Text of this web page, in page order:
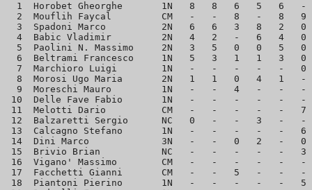
1  Horobet Gheorghe       1N   8   8   6   5   6
2  Mouflih Faycal         CM   -   -   8   -   8
3  Spadoni Marco          2N   6   6   3   8   2
4  Babic Vladimir         2N   4   2   -   6   4
5  Paolini N. Massimo     2N   3   5   0   0   5
6  Beltrami Francesco     1N   5   3   1   1   3
7  Marchioro Luigi        1N   -   -   -   -   -
8  Morosi Ugo Maria       2N   1   1   0   4   1
9  Moreschi Mauro         1N   -   -   4   -   -
10  Delle Fave Fabio       1N   -   -   -   -
11  Melotti Dario          CM   -   -   -   -
12  Balzaretti Sergio      NC   0   -   -   3
13  Calcagno Stefano       1N   -   -   -   -
14  Dini Marco             3N   -   -   0   2   -
15  Brivio Brian           NC   -   -   -   -   -
16  Vigano' Massimo        CM   -   -   -   -
17  Facchetti Gianni       CM   -   -   5   -
18  Piantoni Pierino       1N   -   -   -   -